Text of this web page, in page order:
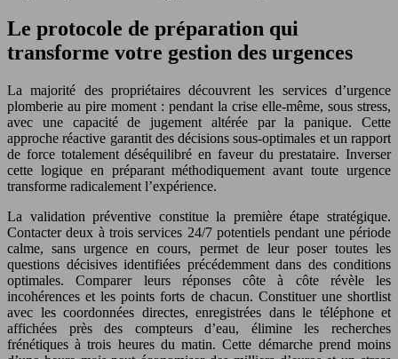
Le protocole de préparation qui
transforme votre gestion des urgences
La majorité des propriétaires découvrent les services d’urgence
plomberie au pire moment : pendant la crise elle-même, sous stress,
avec une capacité de jugement altérée par la panique. Cette
approche réactive garantit des décisions sous-optimales et un rapport
de force totalement déséquilibré en faveur du prestataire. Inverser
cette logique en préparant méthodiquement avant toute urgence
transforme radicalement l’expérience.
La validation préventive constitue la première étape stratégique.
Contacter deux à trois services 24/7 potentiels pendant une période
calme, sans urgence en cours, permet de leur poser toutes les
questions décisives identifiées précédemment dans des conditions
optimales. Comparer leurs réponses côte à côte révèle les
incohérences et les points forts de chacun. Constituer une shortlist
avec les coordonnées directes, enregistrées dans le téléphone et
affichées près des compteurs d’eau, élimine les recherches
frénétiques à trois heures du matin. Cette démarche prend moins